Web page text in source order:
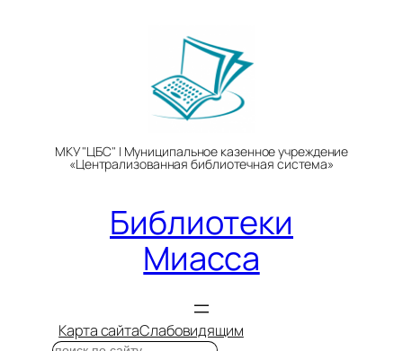
МКУ "ЦБС" | Муниципальное казенное учреждение
«Централизованная библиотечная система»
Библиотеки
Миасса
Карта сайтаСлабовидящим
Поиск